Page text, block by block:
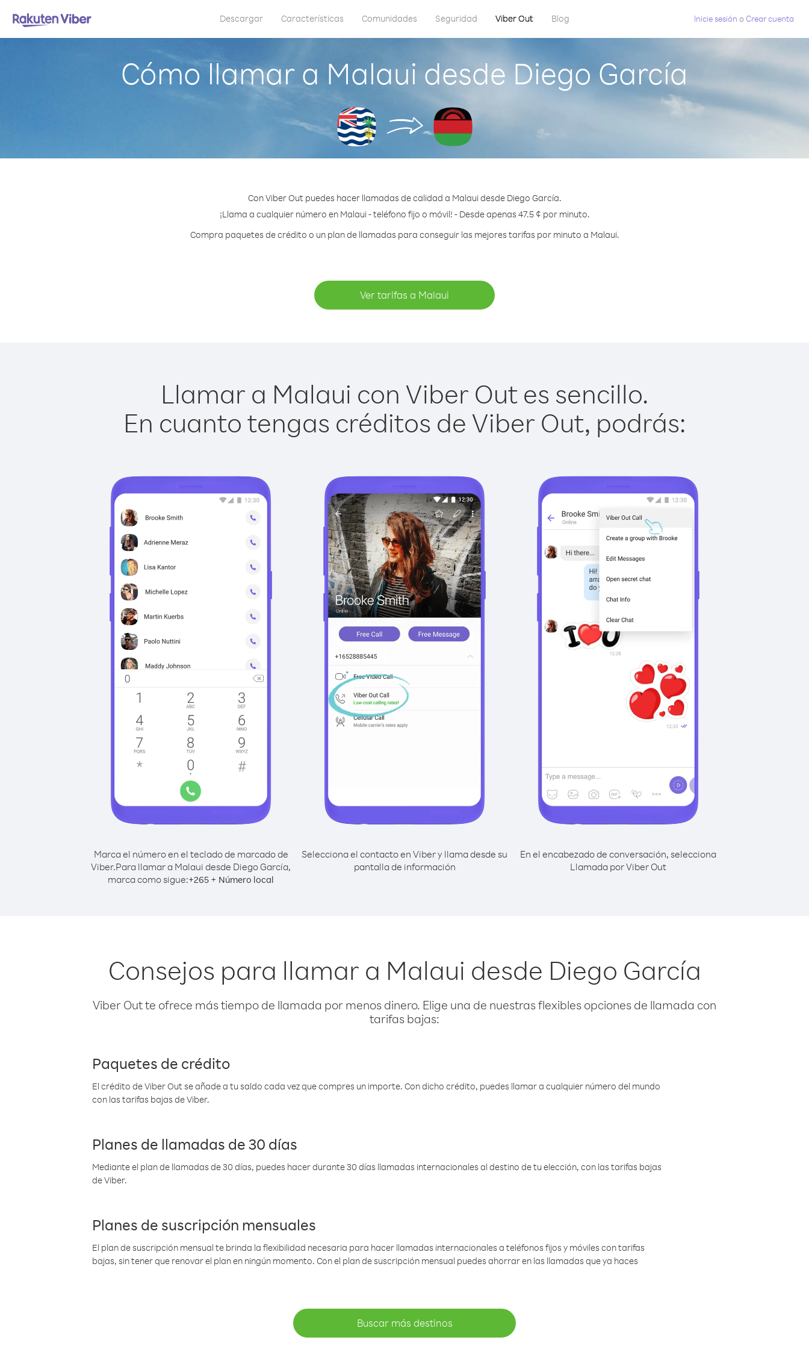
Descargar Características Comunidades Seguridad Viber Out Blog Inicie sesión oCrear cuenta
Cómo llamar a Malaui desde Diego García
Con Viber Out puedes hacer llamadas de calidad a Malaui desde Diego García.
¡Llama a cualquier número en Malaui - teléfono fijo o móvil! - Desde apenas 47.5 ¢ por minuto.
Compra paquetes de crédito o un plan de llamadas para conseguir las mejores tarifas por minuto a Malaui.
Ver tarifas a Malaui
Llamar a Malaui con Viber Out es sencillo.
En cuanto tengas créditos de Viber Out, podrás:
Marca el número en el teclado de marcado de
Viber.Para llamar a Malaui desde Diego García,
marca como sigue:+265 + Número local
Selecciona el contacto en Viber y llama desde su
pantalla de información
En el encabezado de conversación, selecciona
Llamada por Viber Out
Consejos para llamar a Malaui desde Diego García
Viber Out te ofrece más tiempo de llamada por menos dinero. Elige una de nuestras flexibles opciones de llamada con
tarifas bajas:
Paquetes de crédito
El crédito de Viber Out se añade a tu saldo cada vez que compres un importe. Con dicho crédito, puedes llamar a cualquier número del mundo
con las tarifas bajas de Viber.
Planes de llamadas de 30 días
Mediante el plan de llamadas de 30 días, puedes hacer durante 30 días llamadas internacionales al destino de tu elección, con las tarifas bajas
de Viber.
Planes de suscripción mensuales
El plan de suscripción mensual te brinda la flexibilidad necesaria para hacer llamadas internacionales a teléfonos fijos y móviles con tarifas
bajas, sin tener que renovar el plan en ningún momento. Con el plan de suscripción mensual puedes ahorrar en las llamadas que ya haces
Buscar más destinos